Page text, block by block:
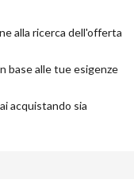
alla ricerca dell'offerta
base alle tue esigenze
acquistando sia